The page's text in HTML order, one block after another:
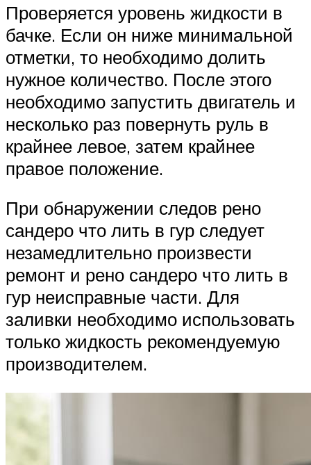
Проверяется уровень жидкости в
бачке. Если он ниже минимальной
отметки, то необходимо долить
нужное количество. После этого
необходимо запустить двигатель и
несколько раз повернуть руль в
крайнее левое, затем крайнее
правое положение.
При обнаружении следов рено
сандеро что лить в гур следует
незамедлительно произвести
ремонт и рено сандеро что лить в
гур неисправные части. Для
заливки необходимо использовать
только жидкость рекомендуемую
производителем.